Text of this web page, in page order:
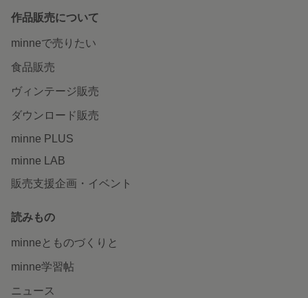
作品販売について
minneで売りたい
食品販売
ヴィンテージ販売
ダウンロード販売
minne PLUS
minne LAB
販売支援企画・イベント
読みもの
minneとものづくりと
minne学習帖
ニュース